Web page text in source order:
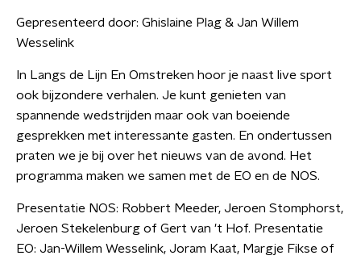
Gepresenteerd door: Ghislaine Plag & Jan Willem
Wesselink
In Langs de Lijn En Omstreken hoor je naast live sport
ook bijzondere verhalen. Je kunt genieten van
spannende wedstrijden maar ook van boeiende
gesprekken met interessante gasten. En ondertussen
praten we je bij over het nieuws van de avond. Het
programma maken we samen met de EO en de NOS.
Presentatie NOS: Robbert Meeder, Jeroen Stomphorst,
Jeroen Stekelenburg of Gert van 't Hof. Presentatie
EO: Jan-Willem Wesselink, Joram Kaat, Margje Fikse of